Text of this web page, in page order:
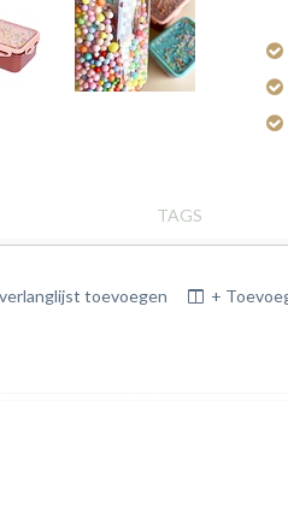
TAGS
toevoegen +